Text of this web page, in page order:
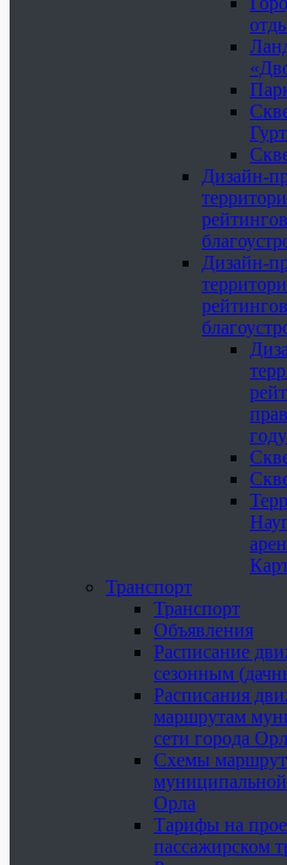
Дизайн-
Дизайн-
году
Транспорт
Транспорт
Объявления
Расписание
сезонным
Расписания
маршрутам
сети города
Схемы
Орла
Тарифы на
пассажирском